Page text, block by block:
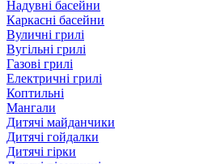
Надувні басейни
Каркасні басейни
Вуличні грилі
Вугільні грилі
Газові грилі
Електричні грилі
Коптильні
Мангали
Дитячі майданчики
Дитячі гойдалки
Дитячі гірки